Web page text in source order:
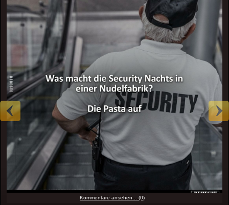
Kommentare ansehen... (0)